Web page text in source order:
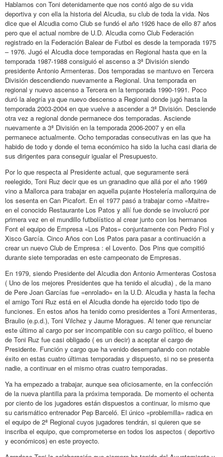
Hablamos con Toni detenidamente que nos contó algo de su vida
deportiva y con ella la historia del Alcudia, su club de toda la vida. Nos
dice que el Alcudia como Club se fundó el año 1926 hace de ello 87 años
pero que el actual nombre de U.D. Alcudia como Club Federación
registrado en la Federación Balear de Futbol es desde la temporada 1975
– 1976. Jugó el Alcudia doce temporadas en Regional hasta que en la
temporada 1987-1988 consiguió el ascenso a 3ª División siendo
presidente Antonio Armenteras. Dos temporadas se mantuvo en Tercera
División descendiendo nuevamente a Regional. Una temporada en
regional y nuevo ascenso a Tercera en la temporada 1990-1991. Poco
duró la alegría ya que nuevo descenso a Regional donde jugó hasta la
temporada 2003-2004 en que vuelve a ascender a 3ª División. Desciende
otra vez a regional donde permanece dos temporadas. Asciende
nuevamente a 3ª División en la temporada 2006-2007 y en ella
permanece actualmente. Ocho temporadas consecutivas en las que ha
habido de todo y donde el tema económico ha sido la lucha casi diaria de
sus dirigentes para conseguir igualar el Presupuesto.
Por lo que respecta al Presidente actual, que seguramente será
reelegido, Toni Ruz decir que es un granadino que allá por el año 1969
vino a Mallorca para trabajar en aquella pujante Hostelería mallorquina de
los sesenta en Can Picafort. En el 1977 pasó a trabajar como «Maitre»
en el conocido Restaurante Los Patos y allí fue donde se involucró por
primera vez en el mundillo futbolístico al crear junto con los hermanos
Font el equipo de Empresa «Los Patos» conjuntamente con Pedro Fiol y
Xisco García. Cinco Años con Los Patos para pasar a continuación a
crear un nuevo Club de Empresa : el Lovento. Dos Pins que compitió
durante siete temporadas en este campeonato de Empresas.
En 1979, siendo Presidente del Alcudia don Antonio Armenteras Costosa
( Uno de los mejores Presidentes que ha tenido el alcudia) , de la mano
de Pere Joan Garcías fue «enrolado» en la U.D. Alcudia y hasta la fecha
el amigo Toni Ruz está en el Alcudia donde ha ejercido todo tipo de
funciones. En estos años ha tenido como presidentes a Toni Armenteras,
Braulio (e.p.d.), Toni Vilchez y Jaume Moragues. Al tener que renunciar
este último al cargo por ser incompatible con su cargo político, el bueno
de Toni Ruz fue casi obligado ( es un decir) a aceptar el cargo de
Presidente. Función y cargo que ha venido desempañando con notable
éxito en estas cuatro últimas temporadas y dispuesto, si no se presenta
nadie, a continuar en el mismo otras cuatro temporadas.
Ya ha empezado a trabajar, aunque sea oficiosamente, en la confección
de la nueva plantilla para la próxima temporada. De momento el ochenta
por ciento de los jugadores están dispuestos a continuar, lo mismo que
su carismático entrenador Pep Barceló. El único «problemilla» radica en
el equipo de 2ª Regional cuyos jugadores tendrán, si quieren que se
inscriba el equipo, que comprometerse en todos los aspectos ( deportivo
y económicos) en este proyecto.